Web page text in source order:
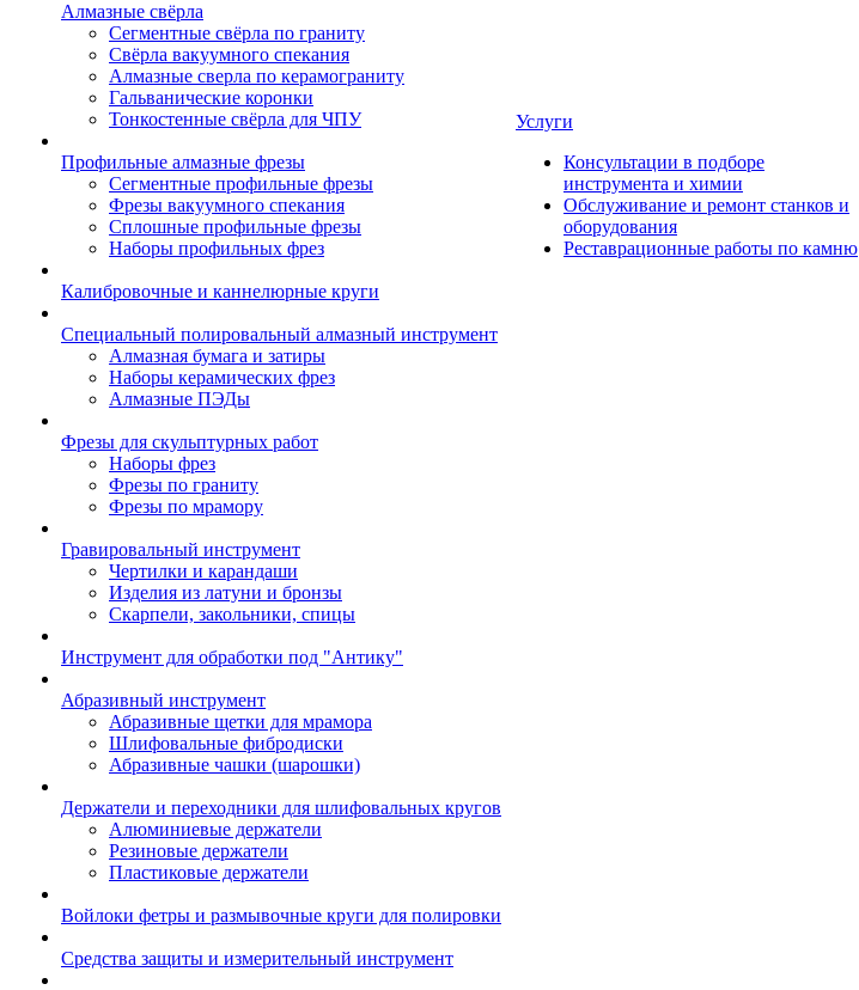
Алмазные свёрла
Сегментные свёрла по граниту
Свёрла вакуумного спекания
Алмазные сверла по керамограниту
Гальванические коронки
Тонкостенные свёрла для ЧПУ
Профильные алмазные фрезы
Сегментные профильные фрезы
Фрезы вакуумного спекания
Сплошные профильные фрезы
Наборы профильных фрез
Калибровочные и каннелюрные круги
Специальный полировальный алмазный инструмент
Алмазная бумага и затиры
Наборы керамических фрез
Алмазные ПЭДы
Фрезы для скульптурных работ
Наборы фрез
Фрезы по граниту
Фрезы по мрамору
Гравировальный инструмент
Чертилки и карандаши
Изделия из латуни и бронзы
Скарпели, закольники, спицы
Инструмент для обработки под "Антику"
Абразивный инструмент
Абразивные щетки для мрамора
Шлифовальные фибродиски
Абразивные чашки (шарошки)
Держатели и переходники для шлифовальных кругов
Алюминиевые держатели
Резиновые держатели
Пластиковые держатели
Войлоки фетры и размывочные круги для полировки
Средства защиты и измерительный инструмент
Услуги
Консультации в подборе
инструмента и химии
Обслуживание и ремонт станков и
оборудования
Реставрационные работы по камню